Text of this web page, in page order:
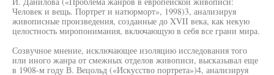
Человек и вещь. Портрет и натюрморт», 1998)3, анализируя
живописные произведения, созданные до XVII века, как некую
целостность миропонимания, включающую в себя все грани мира.
Созвучное мнение, исключающее изоляцию исследования того
или иного жанра от смежных отделов живописи, высказывал еще
в 1908-м году В. Вецольд («Искусство портрета»)4, анализируя